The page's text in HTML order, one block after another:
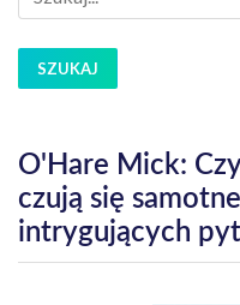
SZUKAJ
O'Hare Mick:
czują się
intrygujących